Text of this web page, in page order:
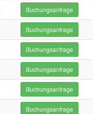
Buchungsanfrage
Buchungsanfrage
Buchungsanfrage
Buchungsanfrage
Buchungsanfrage
Buchungsanfrage